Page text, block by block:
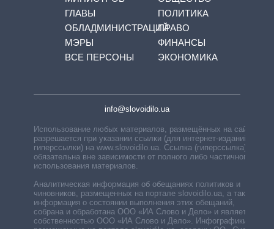
ГЛАВЫ
ОБЛАДМИНИСТРАЦИЙ
МЭРЫ
ВСЕ ПЕРСОНЫ
ПОЛИТИКА
ПРАВО
ФИНАНСЫ
ЭКОНОМИКА
info@slovoidilo.ua
Использование любых материалов, размещённых на сайте,
разрешается при указании ссылки (для интернет-изданий —
гиперссылки) на www.slovoidilo.ua. Ссылка (гиперссылка)
обязательна вне зависимости от полного либо частичного
использования материалов.
Аналитическая информация об обещаниях политиков и
чиновников, размещенных на портале slovoidilo.ua, а также
информация о состоянии выполнения этих обещаний,
собрана и обработана ООО «ИА Слово и Дело» и является
собственностью ООО «ИА Слово и Дело». Инфографики,